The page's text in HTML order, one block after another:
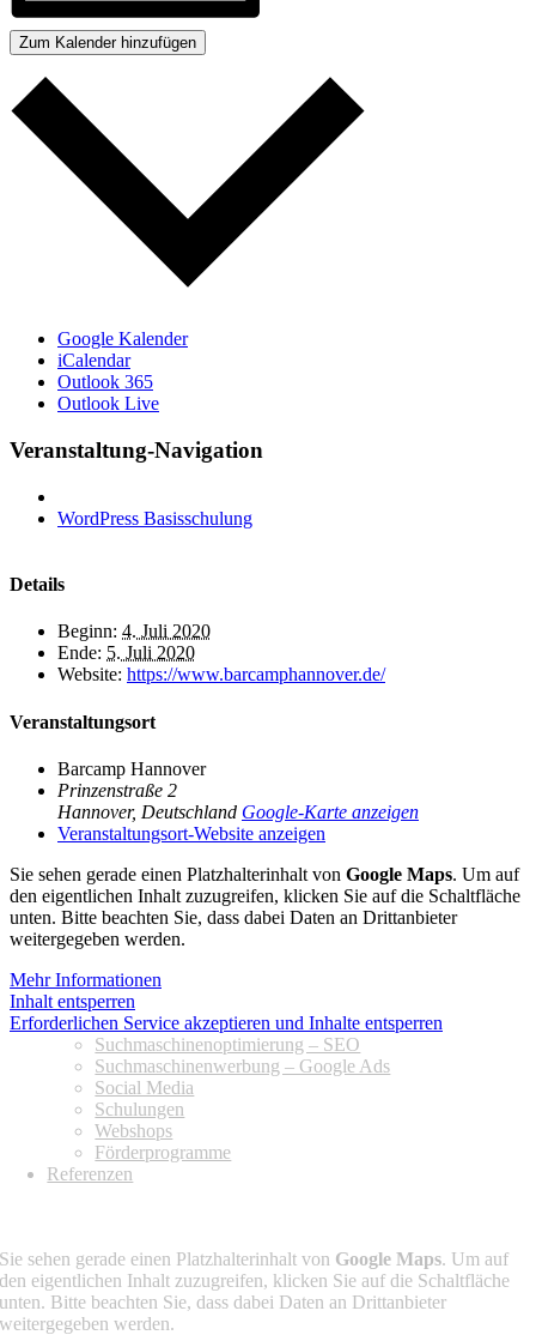
Zum Kalender hinzufügen
Google Kalender
iCalendar
Outlook 365
Outlook Live
Veranstaltung-Navigation
WordPress Basisschulung
Details
Beginn: 4. Juli 2020
Ende: 5. Juli 2020
Website: https://www.barcamphannover.de/
Veranstaltungsort
Barcamp Hannover
Prinzenstraße 2
Hannover, Deutschland Google-Karte anzeigen
Veranstaltungsort-Website anzeigen
Sie sehen gerade einen Platzhalterinhalt von Google Maps. Um auf
den eigentlichen Inhalt zuzugreifen, klicken Sie auf die Schaltfläche
unten. Bitte beachten Sie, dass dabei Daten an Drittanbieter
weitergegeben werden.
Mehr Informationen
Inhalt entsperren
Erforderlichen Service akzeptieren und Inhalte entsperren
Suchmaschinenoptimierung – SEO
Suchmaschinenwerbung – Google Ads
Social Media
Schulungen
Webshops
Förderprogramme
Referenzen
Sie sehen gerade einen Platzhalterinhalt von Google Maps. Um auf
den eigentlichen Inhalt zuzugreifen, klicken Sie auf die Schaltfläche
unten. Bitte beachten Sie, dass dabei Daten an Drittanbieter
weitergegeben werden.